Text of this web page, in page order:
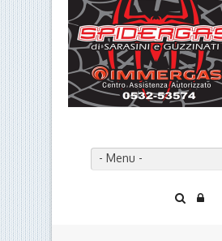
- Menu -